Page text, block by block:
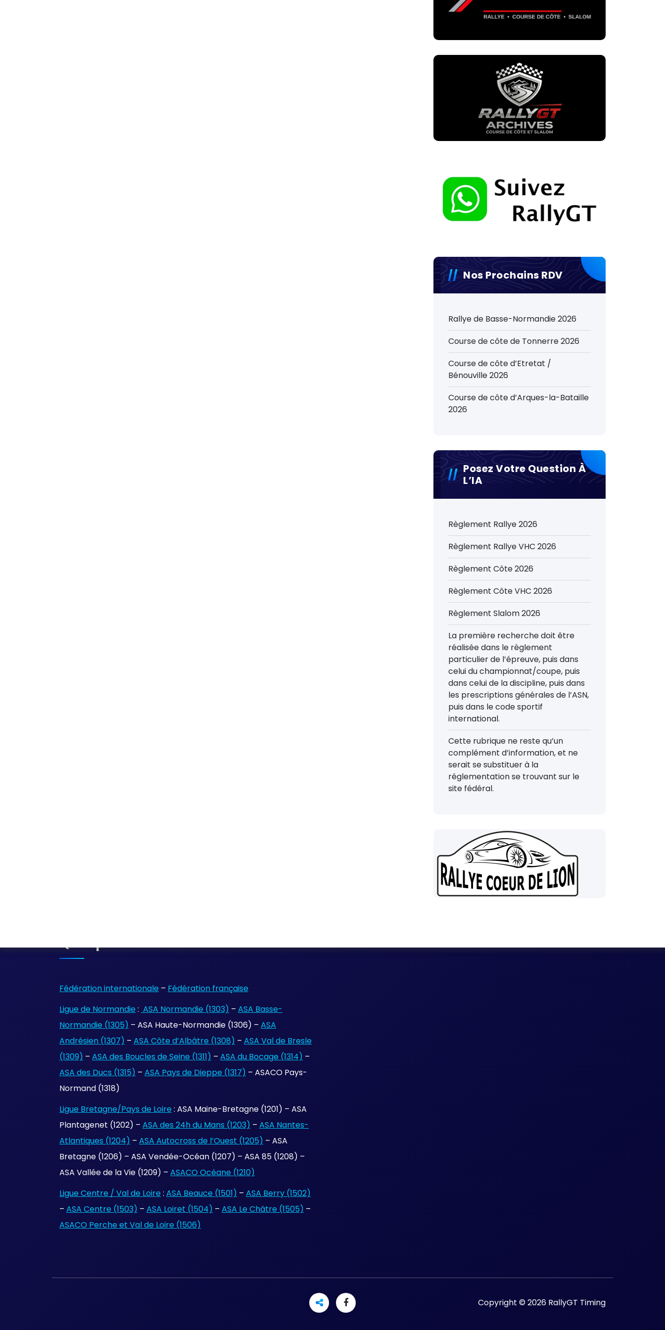
Nos Prochains RDV
Rallye de Basse-Normandie 2026
Course de côte de Tonnerre 2026
Course de côte d’Etretat /
Bénouville 2026
Course de côte d’Arques-la-Bataille
2026
Posez Votre Question À
L’IA
Règlement Rallye 2026
Règlement Rallye VHC 2026
Règlement Côte 2026
Règlement Côte VHC 2026
Règlement Slalom 2026
La première recherche doit être
réalisée dans le règlement
particulier de l’épreuve, puis dans
celui du championnat/coupe, puis
dans celui de la discipline, puis dans
les prescriptions générales de l’ASN,
puis dans le code sportif
international.
Cette rubrique ne reste qu’un
complément d’information, et ne
serait se substituer à la
réglementation se trouvant sur le
site fédéral.
Quelques Liens
Fédération internationale – Fédération française
Ligue de Normandie : ASA Normandie (1303) – ASA Basse-
Normandie (1305) – ASA Haute-Normandie (1306) – ASA
Andrésien (1307) – ASA Côte d’Albâtre (1308) – ASA Val de Bresle
(1309) – ASA des Boucles de Seine (1311) – ASA du Bocage (1314) –
ASA des Ducs (1315) – ASA Pays de Dieppe (1317) – ASACO Pays-
Normand (1318)
Ligue Bretagne/Pays de Loire : ASA Maine-Bretagne (1201) – ASA
Plantagenet (1202) – ASA des 24h du Mans (1203) – ASA Nantes-
Atlantiques (1204) – ASA Autocross de l’Ouest (1205) – ASA
Bretagne (1206) – ASA Vendée-Océan (1207) – ASA 85 (1208) –
ASA Vallée de la Vie (1209) – ASACO Océane (1210)
Ligue Centre / Val de Loire : ASA Beauce (1501) – ASA Berry (1502)
– ASA Centre (1503) – ASA Loiret (1504) – ASA Le Châtre (1505) –
ASACO Perche et Val de Loire (1506)
Copyright © 2026 RallyGT Timing